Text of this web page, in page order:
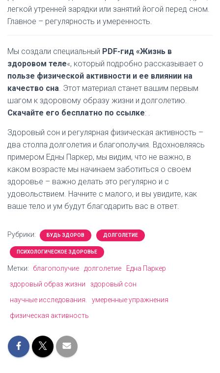
легкой утренней зарядки или занятий йогой перед сном.
Главное – регулярность и умеренность.
Мы создали специальный PDF-гид «Жизнь в
здоровом теле«, который подробно рассказывает о
пользе физической активности и ее влиянии на
качество сна. Этот материал станет вашим первым
шагом к здоровому образу жизни и долголетию.
Скачайте его бесплатно по ссылке: .
Здоровый сон и регулярная физическая активность –
два столпа долголетия и благополучия. Вдохновляясь
примером Едны Паркер, мы видим, что не важно, в
каком возрасте мы начинаем заботиться о своем
здоровье – важно делать это регулярно и с
удовольствием. Начните с малого, и вы увидите, как
ваше тело и ум будут благодарить вас в ответ.
Рубрики: БУДЬ ЗДОРОВ ДОЛГОЛЕТИЕ
ПСИХОЛОГИЧЕСКОЕ ЗДОРОВЬЕ
Метки: благополучие долголетие
Една Паркер
здоровый образ жизни
здоровый сон
научные исследования.
умеренные упражнения
физическая активность